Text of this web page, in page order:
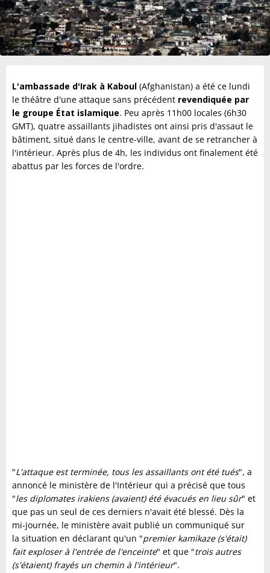
L'ambassade d'Irak à Kaboul (Afghanistan) a été ce lundi
le théâtre d'une attaque sans précédent revendiquée par
le groupe État islamique. Peu après 11h00 locales (6h30
GMT), quatre assaillants jihadistes ont ainsi pris d'assaut le
bâtiment, situé dans le centre-ville, avant de se retrancher à
l'intérieur. Après plus de 4h, les individus ont finalement été
abattus par les forces de l'ordre.
"L'attaque est terminée, tous les assaillants ont été tués", a
annoncé le ministère de l'Intérieur qui a précisé que tous
"les diplomates irakiens (avaient) été évacués en lieu sûr" et
que pas un seul de ces derniers n'avait été blessé. Dès la
mi-journée, le ministère avait publié un communiqué sur
la situation en déclarant qu'un "premier kamikaze (s'était)
fait exploser à l'entrée de l'enceinte" et que "trois autres
(s'étaient) frayés un chemin à l'intérieur".